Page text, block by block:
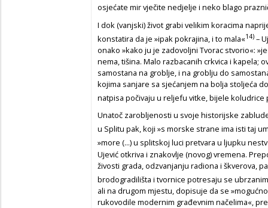
osjećate mir vječite nedjelje i neko blago
I dok (vanjski) život grabi velikim koracima
konstatira da je »ipak pokrajina, i to mala«14) –
onako »kako ju je zadovoljni Tvorac stvorio«:
nema, tišina. Malo razbacanih crkvica i kapela;
samostana na groblje, i na groblju do
kojima sanjare sa sjećanjem na bolja stoljeća
natpisa počivaju u reljefu vitke, bijele koludrice
Unatoč zarobljenosti u svoje historijske
u Splitu pak, koji »s morske strane ima isti taj
»more (...) u splitskoj luci pretvara u ljupku
Ujević otkriva i znakovlje (novog) vremena.
živosti grada, odzvanjanju radiona i škverova,
brodogradilišta i tvornice potresaju se
ali na drugom mjestu, dopisuje da se
rukovodile modernim građevnim načelima«,